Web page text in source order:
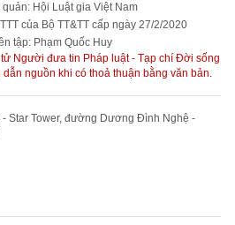
Hội Luật gia Việt Nam
của Bộ TT&TT cấp ngày 27/2/2020
tập: Phạm Quốc Huy
Người đưa tin Pháp luật - Tạp chí Đời sống
nguồn khi có thoả thuận bằng văn bản.
Star Tower, đường Dương Đình Nghệ -